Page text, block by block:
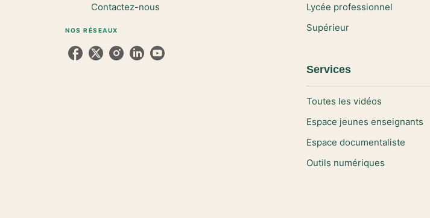
Contactez-nous
NOS RÉSEAUX
Lycée professionnel
Supérieur
Services
Toutes les vidéos
Espace jeunes enseignants
Espace documentaliste
Outils numériques